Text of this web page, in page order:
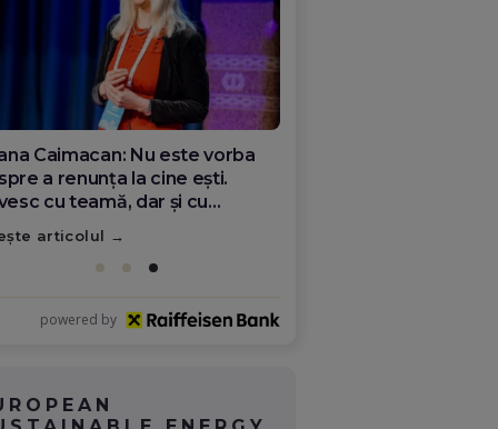
Olar, românca de la Google
demonstrează că diaspora
schimba România
articolul
powered by